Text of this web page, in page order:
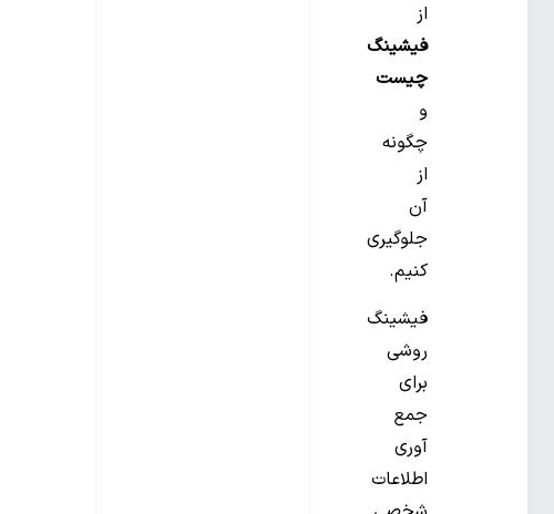
از
فیشینگ
چیست
و
چگونه
از
آن
جلوگیری
کنیم.
فیشینگ
روشی
برای
جمع
آوری
اطلاعات